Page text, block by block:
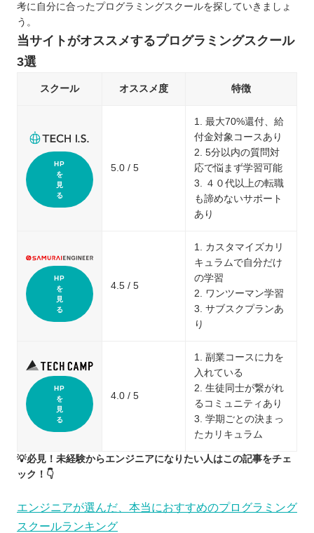
考に自分に合ったプログラミングスクールを探していきましょ
う。
当サイトがオススメするプログラミングスクール
3選
スクール オススメ度 特徴
HP
を
見
る
5.0 / 5
1. 最大70%還付、給
付金対象コースあり
2. 5分以内の質問対
応で悩まず学習可能
3. ４０代以上の転職
も諦めないサポート
あり
HP
を
見
る
4.5 / 5
1. カスタマイズカリ
キュラムで自分だけ
の学習
2. ワンツーマン学習
3. サブスクプランあ
り
HP
を
見
る
4.0 / 5
1. 副業コースに力を
入れている
2. 生徒同士が繋がれ
るコミュニティあり
3. 学期ごとの決まっ
たカリキュラム
💡必見！未経験からエンジニアになりたい人はこの記事をチェ
ック！👇
エンジニアが選んだ、本当におすすめのプログラミング
スクールランキング